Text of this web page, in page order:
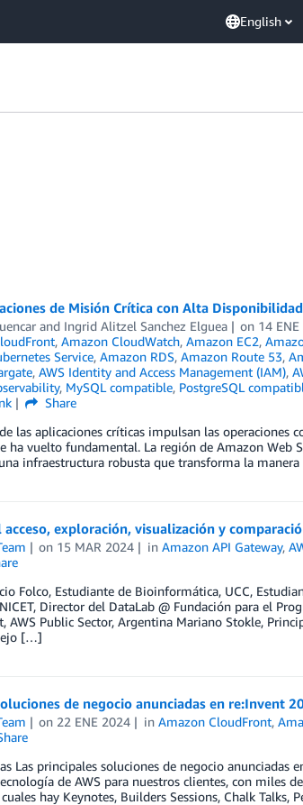
English
de Misión Crítica con Alta
and Ingrid Alitzel Sanchez Elguea on 14
, Amazon CloudWatch, Amazon EC2,
Service, Amazon RDS, Amazon Route 53,
, AWS Identity and Access Management (IAM),
, MySQL compatible, PostgreSQL
Share
las aplicaciones críticas impulsan las operaciones
ha vuelto fundamental. La región de Amazon Web
infraestructura robusta que transforma la
exploración, visualización y
on 15 MAR 2024 inAmazon API Gateway,
Folco, Estudiante de Bioinformática, UCC,
Director del DataLab @ Fundación para el
AWS Public Sector, Argentina Mariano Stokle,
[…]
de negocio anunciadas en re:Invent
on 22 ENE 2024 inAmazon CloudFront,
Las principales soluciones de negocio anunciadas
de AWS para nuestros clientes, con miles
hay Keynotes, Builders Sessions, Chalk Talks,